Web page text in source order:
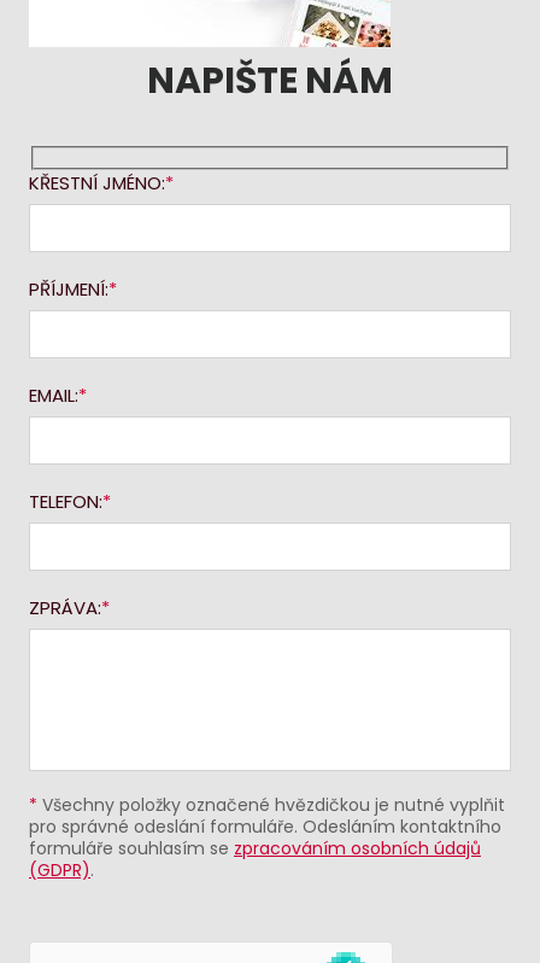
NAPIŠTE NÁM
KŘESTNÍ JMÉNO:
PŘÍJMENÍ:
EMAIL:
TELEFON:
ZPRÁVA:
* Všechny položky označené hvězdičkou je nutné vyplňit
pro správné odeslání formuláře. Odesláním kontaktního
formuláře souhlasím se zpracováním osobních údajů
(GDPR).